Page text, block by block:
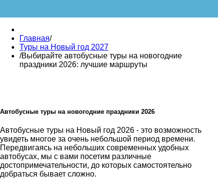
Главная/
Туры на Новый год 2027
/Выбирайте автобусные туры на новогодние
праздники 2026: лучшие маршруты
Автобусные туры на новогодние праздники 2026
Автобусные туры на Новый год 2026 - это возможность
увидеть многое за очень небольшой период времени.
Передвигаясь на небольших современных удобных
автобусах, мы с вами посетим различные
достопримечательности, до которых самостоятельно
добраться бывает сложно.